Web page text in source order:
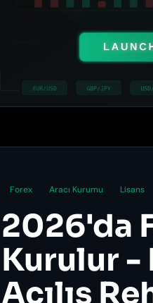
Forex Aracı Kurumu Lisans
2026'da
Kurulur -
Açılış